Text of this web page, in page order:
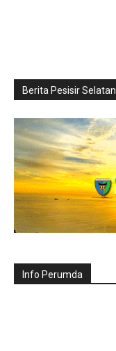
Berita Pesisir Selatan
Info Perumda